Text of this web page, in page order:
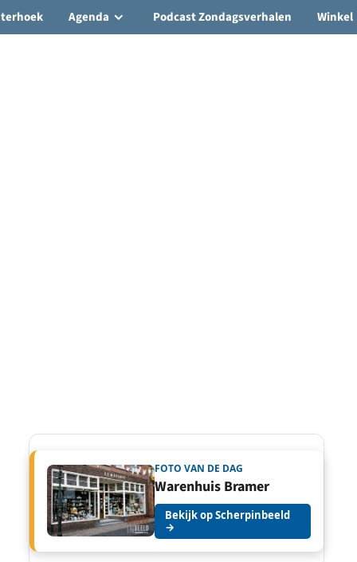
Agenda Podcast Zondagsverhalen Winkel
FOTO VAN DE DAG
Warenhuis Bramer
Bekijk op Scherpinbeeld
→